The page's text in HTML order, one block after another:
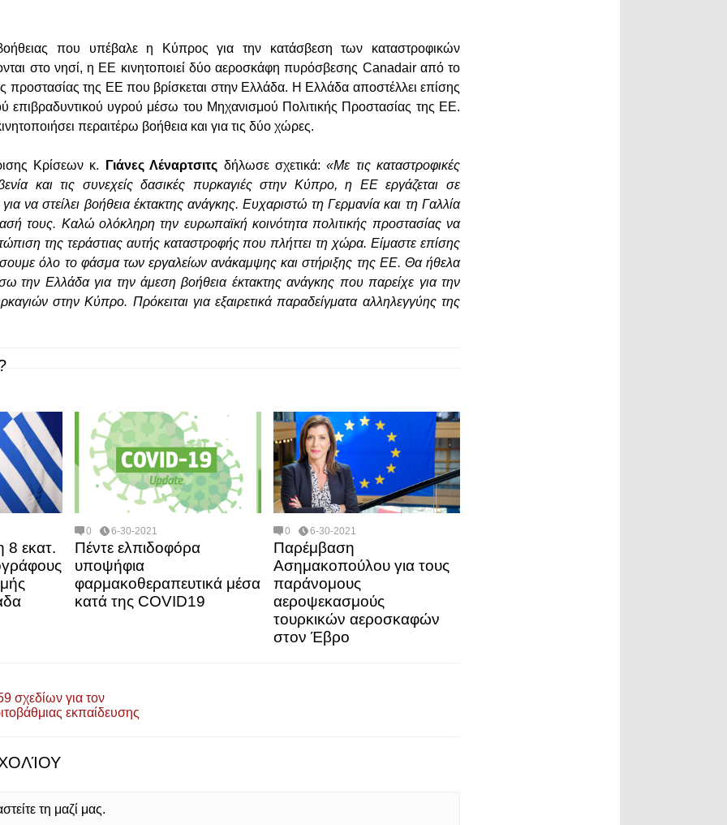
βοήθειας που υπέβαλε η Κύπρος για την κατάσβεση των καταστροφικών
στο νησί, η ΕΕ κινητοποιεί δύο αεροσκάφη πυρόσβεσης Canadair από το
προστασίας της ΕΕ που βρίσκεται στην Ελλάδα. Η Ελλάδα αποστέλλει επίσης
επιβραδυντικού υγρού μέσω του Μηχανισμού Πολιτικής Προστασίας της ΕΕ.
περαιτέρω βοήθεια και για τις δύο χώρες.
Κρίσεων κ. Γιάνες Λέναρτσιτς δήλωσε σχετικά: «Με τις καταστροφικές
και τις συνεχείς δασικές πυρκαγιές στην Κύπρο, η ΕΕ εργάζεται σε
να στείλει βοήθεια έκτακτης ανάγκης. Ευχαριστώ τη Γερμανία και τη Γαλλία
τους. Καλώ ολόκληρη την ευρωπαϊκή κοινότητα πολιτικής προστασίας να
της τεράστιας αυτής καταστροφής που πλήττει τη χώρα. Είμαστε επίσης
όλο το φάσμα των εργαλείων ανάκαμψης και στήριξης της ΕΕ. Θα ήθελα
την Ελλάδα για την άμεση βοήθεια έκτακτης ανάγκης που παρείχε για την
στην Κύπρο. Πρόκειται για εξαιρετικά παραδείγματα αλληλεγγύης της
8 εκατ.
0 6-30-2021
Πέντε ελπιδοφόρα
υποψήφια
φαρμακοθεραπευτικά μέσα
κατά της COVID19
0 6-30-2021
Παρέμβαση
Ασημακοπούλου για τους
παράνομους
αεροψεκασμούς
τουρκικών αεροσκαφών
στον Έβρο
σχεδίων για τον
εκπαίδευσης
τη μαζί μας.